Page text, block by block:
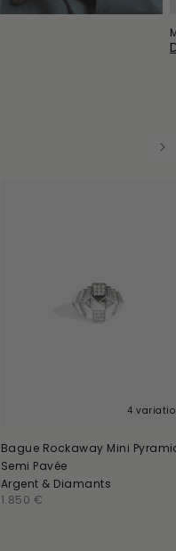
4
Bague Rockaway Mini
Semi Pavée
Argent & Diamants
Prix
1.850 €